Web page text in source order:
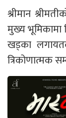
श्रीमान
मुख्य भूमिकामा
खड्का
त्रिकोणात्मक